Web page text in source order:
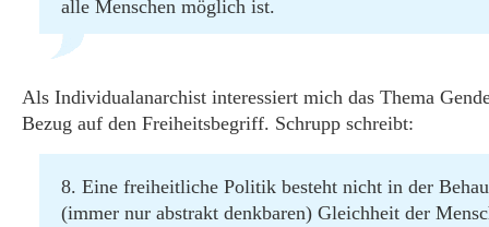
alle Menschen möglich ist.
Als Individualanarchist interessiert mich das Thema
Bezug auf den Freiheitsbegriff. Schrupp schreibt:
8. Eine freiheitliche Politik besteht nicht in der
(immer nur abstrakt denkbaren) Gleichheit der